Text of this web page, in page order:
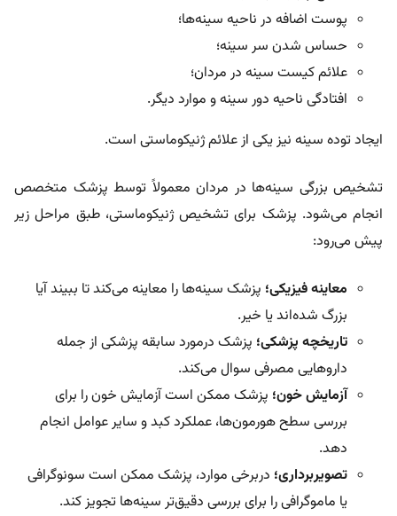
پوست اضافه در ناحیه سینه‌ها؛
حساس شدن سر سینه؛
علائم كيست سينه در مردان؛
افتادگی ناحیه دور سینه و موارد دیگر.
ایجاد توده سینه نیز یکی از علائم ژنیکوماستی است.
تشخیص بزرگی سینه‌ها در مردان معمولاً توسط پزشک متخصص
انجام می‌شود. پزشک برای تشخیص ژنیکوماستی، طبق مراحل زیر
پیش می‌رود:
معاینه فیزیکی؛ پزشک سینه‌ها را معاینه می‌کند تا ببیند آیا
بزرگ شده‌اند یا خیر.
تاریخچه پزشکی؛ پزشک درمورد سابقه پزشکی از جمله
داروهایی مصرفی سوال می‌کند.
آزمایش خون؛ پزشک ممکن است آزمایش خون را برای
بررسی سطح هورمون‌ها، عملکرد کبد و سایر عوامل انجام
دهد.
تصویربرداری؛ دربرخی موارد، پزشک ممکن است سونوگرافی
یا ماموگرافی را برای بررسی دقیق‌تر سینه‌ها تجویز کند.